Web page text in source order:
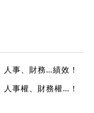
事、財務…績效！
事權、財務權…！